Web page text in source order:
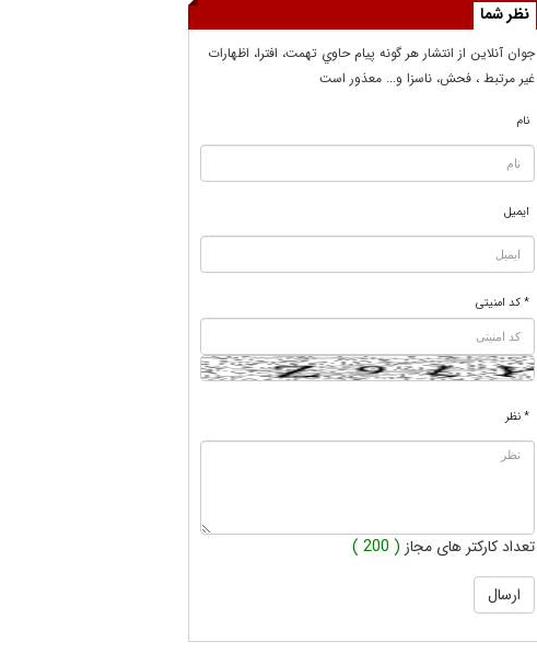
نظر شما
جوان آنلاين از انتشار هر گونه پيام حاوي تهمت، افترا، اظهارات
غير مرتبط ، فحش، ناسزا و... معذور است
نام
ایمیل
* کد امنیتی
* نظر
تعداد کارکتر های مجاز ( 200 )